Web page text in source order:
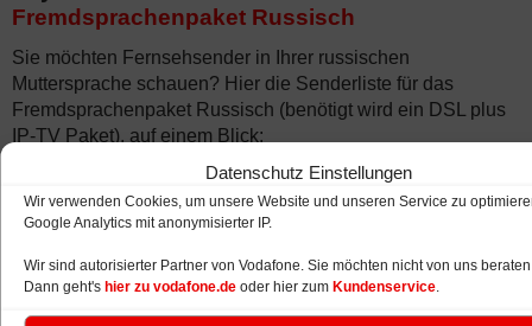
Datenschutz Einstellungen
Wir verwenden Cookies, um unsere Website und unseren Service zu
Google Analytics mit anonymisierter IP.
Wir sind autorisierter Partner von Vodafone. Sie möchten nicht von uns
Dann geht's hier zu vodafone.de oder hier zum Kundenservice
Fremdsprachenpaket Russisch
Sie möchten Fernsehsender in Ihrer russischen
Muttersprache schauen? Hier die Senderliste für das
Fremdsprachenpaket Russisch (benötigt wird ein DSL plus
IP-TV Paket), auf einem Blick:
Detskij Mir
Nashe Kino
RTR Planeta
RTVi